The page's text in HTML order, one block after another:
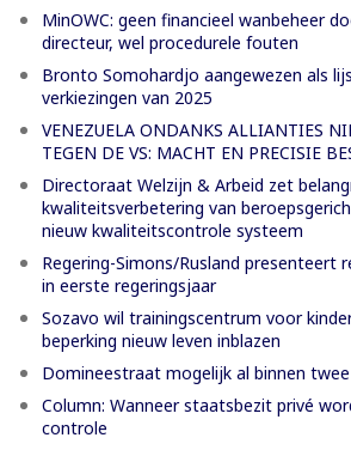
MinOWC: geen financieel wanbeheer
directeur, wel procedurele fouten
Bronto Somohardjo aangewezen als
verkiezingen van 2025
VENEZUELA ONDANKS ALLIANTIES
TEGEN DE VS: MACHT EN PRECISIE
Directoraat Welzijn & Arbeid zet
kwaliteitsverbetering van
nieuw kwaliteitscontrole systeem
Regering-Simons/Rusland presenteert
in eerste regeringsjaar
Sozavo wil trainingscentrum voor
beperking nieuw leven inblazen
Domineestraat mogelijk al binnen
Column: Wanneer staatsbezit privé
controle